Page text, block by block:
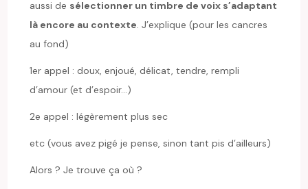
aussi de sélectionner un timbre de voix s’adaptant
là encore au contexte. J’explique (pour les cancres
au fond)
1er appel : doux, enjoué, délicat, tendre, rempli
d’amour (et d’espoir…)
2e appel : légèrement plus sec
etc (vous avez pigé je pense, sinon tant pis d’ailleurs)
Alors ? Je trouve ça où ?